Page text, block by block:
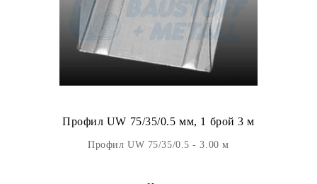
Профил UW 75/35/0.5 мм, 1 брой 3 м
Профил UW 75/35/0.5 - 3.00 м